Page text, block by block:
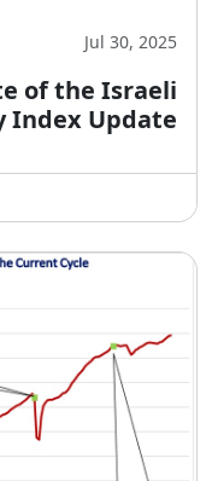
Jul 30, 2025
of the Israeli
Index Update